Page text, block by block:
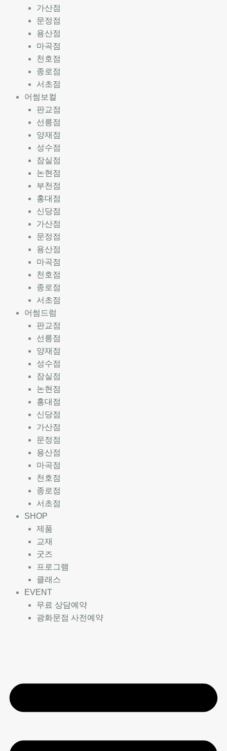
가산점
문정점
용산점
마곡점
천호점
종로점
서초점
어썸보컬
판교점
선릉점
양재점
성수점
잠실점
논현점
부천점
홍대점
신당점
가산점
문정점
용산점
마곡점
천호점
종로점
서초점
어썸드럼
판교점
선릉점
양재점
성수점
잠실점
논현점
홍대점
신당점
가산점
문정점
용산점
마곡점
천호점
종로점
서초점
SHOP
제품
교재
굿즈
프로그램
클래스
EVENT
무료 상담예약
광화문점 사전예약